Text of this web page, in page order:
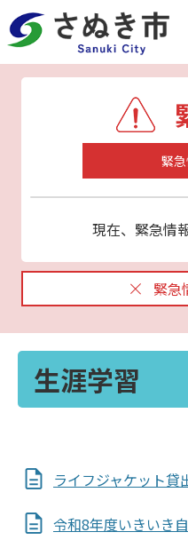
緊
現在、緊急情
緊急
生涯学習
ライフジャケット貸
令和8年度いきいき